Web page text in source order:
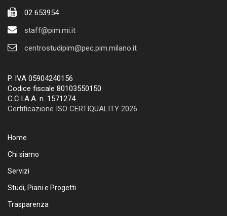
02 653954
staff@pim.mi.it
centrostudipim@pec.pim.milano.it
P. IVA 05904240156
Codice fiscale 80103550150
C.C.I.A.A. n. 1571274
Certificazione ISO CERTIQUALITY 2026
Home
Chi siamo
Servizi
Studi, Piani e Progetti
Trasparenza